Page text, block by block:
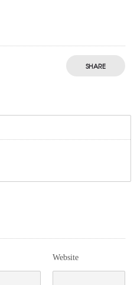
SHARE
Website